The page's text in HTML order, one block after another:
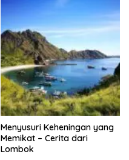
Menyusuri Keheningan yang
Memikat – Cerita dari
Lombok